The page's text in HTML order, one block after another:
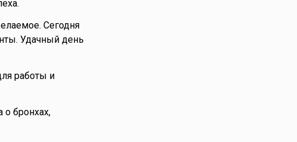
Сегодня
Удачный день
работы и
бронхах,